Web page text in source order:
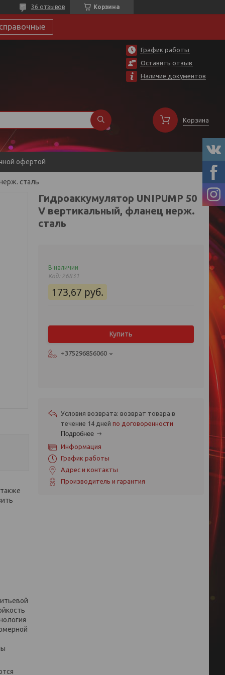
Корзина
36 отзывов
График работы
Оставить отзыв
Наличие документов
Корзина
офертой
сталь
Гидроаккумулятор UNIPUMP 50
V вертикальный, фланец нерж.
сталь
В наличии
Код: 26831
173,67 руб.
Купить
+375296856060
возврат товара в
течение 14 дней по договоренности
Подробнее
Информация
График работы
Адрес и контакты
Производитель и гарантия